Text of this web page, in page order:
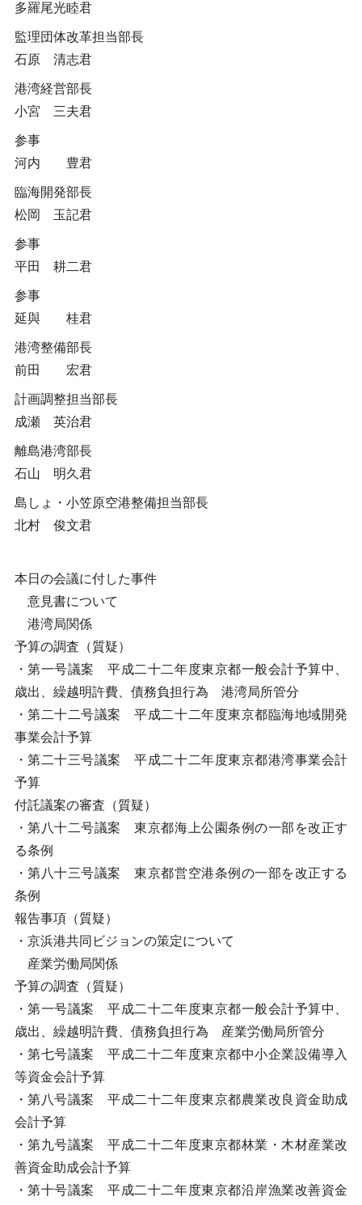
多羅尾光睦君
監理団体改革担当部長
石原 清志君
港湾経営部長
小宮 三夫君
参事
河内 豊君
臨海開発部長
松岡 玉記君
参事
平田 耕二君
参事
延與 桂君
港湾整備部長
前田 宏君
計画調整担当部長
成瀬 英治君
離島港湾部長
石山 明久君
島しょ・小笠原空港整備担当部長
北村 俊文君
本日の会議に付した事件
意見書について
港湾局関係
予算の調査（質疑）
・第一号議案 平成二十二年度東京都一般会計予算中、
歳出、繰越明許費、債務負担行為 港湾局所管分
・第二十二号議案 平成二十二年度東京都臨海地域開発
事業会計予算
・第二十三号議案 平成二十二年度東京都港湾事業会計
予算
付託議案の審査（質疑）
・第八十二号議案 東京都海上公園条例の一部を改正す
る条例
・第八十三号議案 東京都営空港条例の一部を改正する
条例
報告事項（質疑）
・京浜港共同ビジョンの策定について
産業労働局関係
予算の調査（質疑）
・第一号議案 平成二十二年度東京都一般会計予算中、
歳出、繰越明許費、債務負担行為 産業労働局所管分
・第七号議案 平成二十二年度東京都中小企業設備導入
等資金会計予算
・第八号議案 平成二十二年度東京都農業改良資金助成
会計予算
・第九号議案 平成二十二年度東京都林業・木材産業改
善資金助成会計予算
・第十号議案 平成二十二年度東京都沿岸漁業改善資金